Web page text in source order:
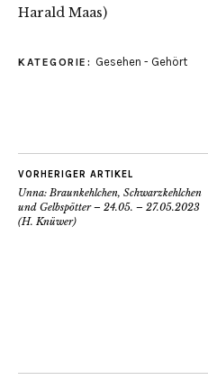
Harald Maas)
KATEGORIE: Gesehen - Gehört
VORHERIGER ARTIKEL
Unna: Braunkehlchen, Schwarzkehlchen
und Gelbspötter – 24.05. – 27.05.2023
(H. Knüwer)